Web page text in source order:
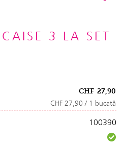
3 LA SET
CHF 27,90
CHF 27,90 / 1 bucată
100390